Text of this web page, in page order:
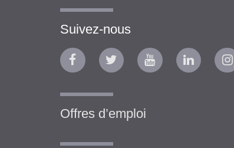
Suivez-nous
Offres d’emploi